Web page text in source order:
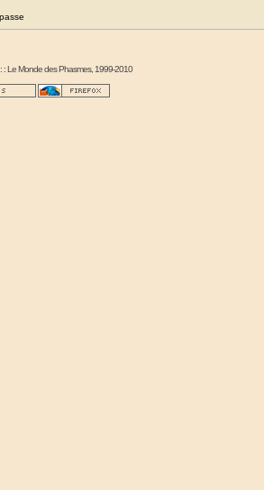
:Le Monde des Phasmes, 1999-2010